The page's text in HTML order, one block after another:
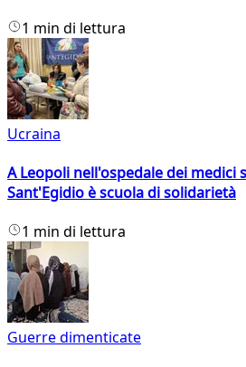
1 min di lettura
Ucraina
A Leopoli nell'ospedale dei medici
Sant'Egidio è scuola di solidarietà
1 min di lettura
Guerre dimenticate